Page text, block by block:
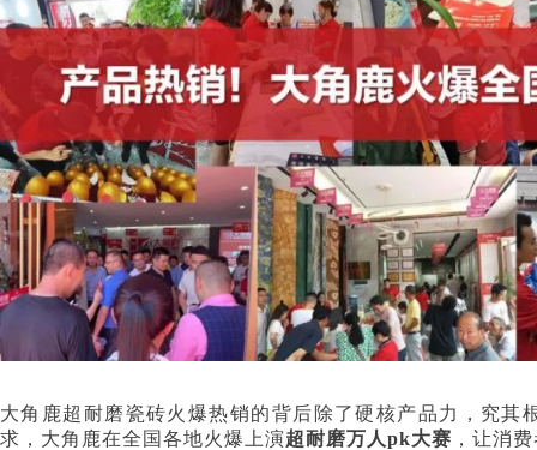
大角鹿超耐磨瓷砖火爆热销的背后除了硬核产品力，究
求，大角鹿在全国各地火爆上演超耐磨万人pk大赛 ，让消